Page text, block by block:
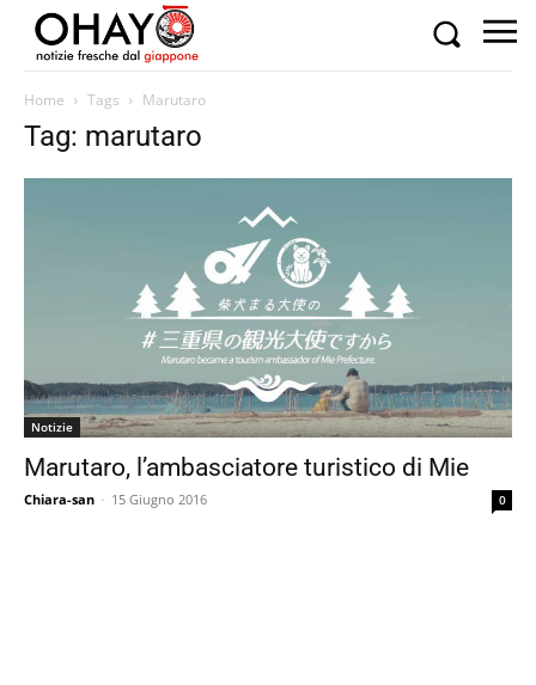
Home Tags Marutaro
Tag: marutaro
Notizie
Marutaro, l’ambasciatore turistico di Mie
Chiara-san - 15 Giugno 2016 0